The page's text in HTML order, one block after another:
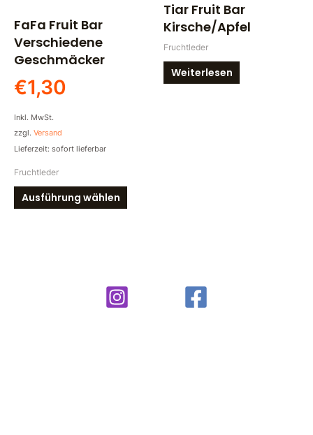
FaFa Fruit Bar
Verschiedene
Geschmäcker
€1,30
Inkl. MwSt.
zzgl. Versand
Lieferzeit: sofort lieferbar
Fruchtleder
Ausführung wählen
Optionen
Tiar Fruit Bar
Kirsche/Apfel
Fruchtleder
Weiterlesen